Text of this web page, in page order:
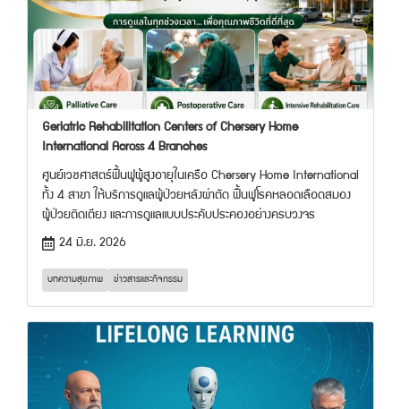
Geriatric Rehabilitation Centers of Chersery Home
International Across 4 Branches
ศูนย์เวชศาสตร์ฟื้นฟูผู้สูงอายุในเครือ Chersery Home International
ทั้ง 4 สาขา ให้บริการดูแลผู้ป่วยหลังผ่าตัด ฟื้นฟูโรคหลอดเลือดสมอง
ผู้ป่วยติดเตียง และการดูแลแบบประคับประคองอย่างครบวงจร
24 มิ.ย. 2026
บทความสุขภาพ ข่าวสารและกิจกรรม